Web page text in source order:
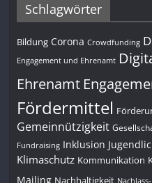
Schlagwörter
Bildung Corona Crowdfunding
Engagement und Ehrenamt
Ehrenamt
Fördermittel
Gemeinnützigkeit
Fundraising Inklusion
Klimaschutz Kommunikation
Mailing Nachhaltigkeit